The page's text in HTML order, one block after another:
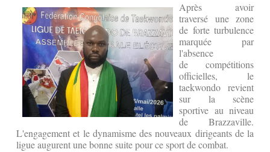
Après avoir
traversé une zone
de forte turbulence
marquée par
l'absence
de compétitions
officielles, le
taekwondo revient
sur la scène
sportive au niveau
de Brazzaville.
L'engagement et le dynamisme des nouveaux dirigeants de la
ligue augurent une bonne suite pour ce sport de combat.